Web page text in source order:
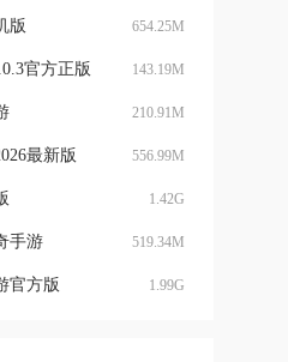
版 654.25M
官方正版 143.19M
210.91M
最新版 556.99M
1.42G
手游 519.34M
官方版 1.99G